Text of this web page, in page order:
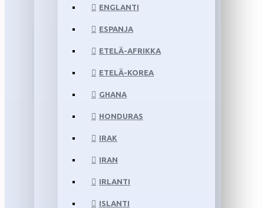
ENGLANTI
ESPANJA
ETELÄ-AFRIKKA
ETELÄ-KOREA
GHANA
HONDURAS
IRAK
IRAN
IRLANTI
ISLANTI